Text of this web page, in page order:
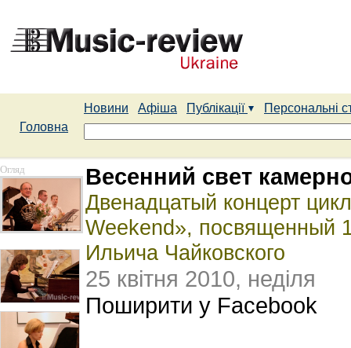
Новини Афіша Публікації
Персональні
Головна
Огляд Весенний свет
Двенадцатый концерт
Weekend», посвященный
Ильича Чайковского
25 квітня 2010, неділя
Поширити у Facebook